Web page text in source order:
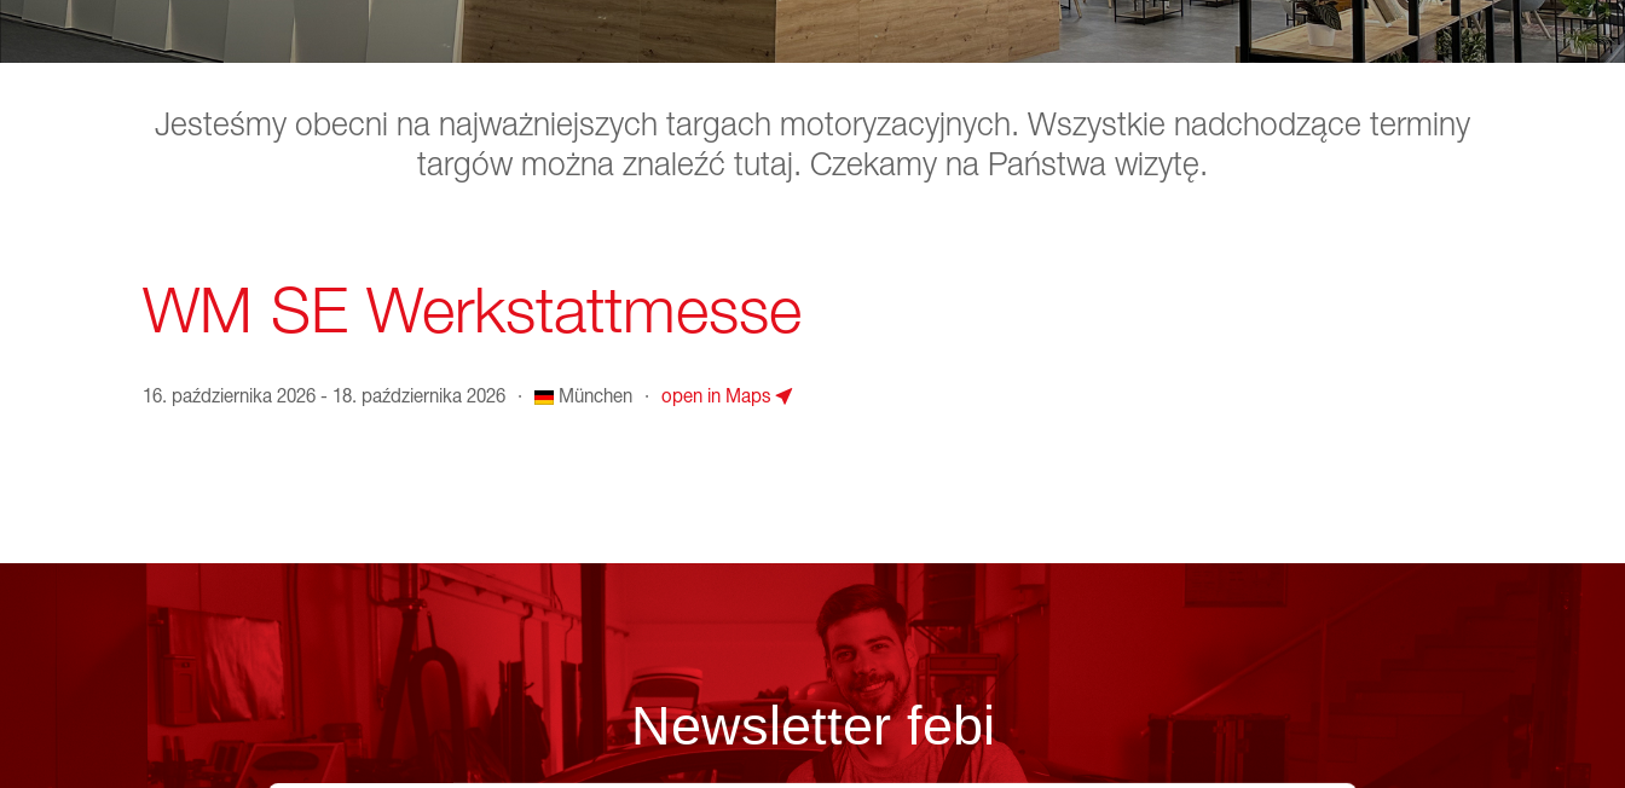
Jesteśmy obecni na najważniejszych targach motoryzacyjnych. Wszystkie nadchodzące terminy
targów można znaleźć tutaj. Czekamy na Państwa wizytę.
WM SE Werkstattmesse
16. października 2026 - 18. października 2026 · München · open in Maps
Newsletter febi